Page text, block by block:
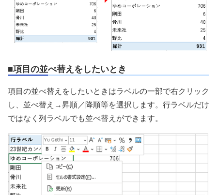
■項目の並べ替えをしたいとき
項目の並べ替えをしたいときはラベルの一部で右クリック
し、並べ替え→昇順／降順等を選択します。行ラベルだけ
ではなく列ラベルでも並べ替えができます。